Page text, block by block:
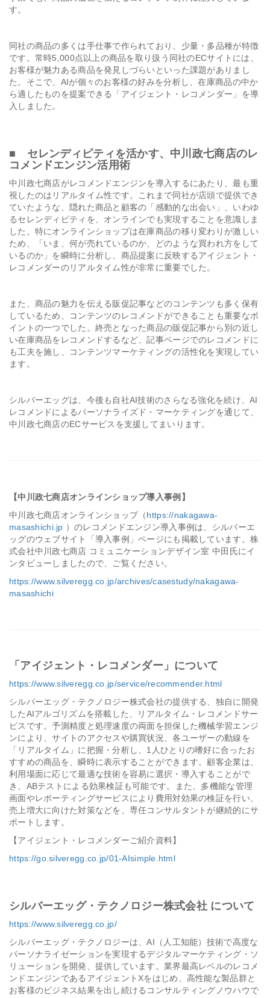
す。
同社の商品の多くは手仕事で作られており、少量・多品種が特徴
です。常時5,000点以上の商品を取り扱う同社のECサイトには、
お客様が魅力ある商品を発見しづらいといった課題がありまし
た。そこで、AIが個々のお客様の好みを分析し、在庫商品の中か
ら適したものを提案できる「アイジェント・レコメンダー」を導
入しました。
■ セレンディピティを活かす、中川政七商店のレ
コメンドエンジン活用術
中川政七商店がレコメンドエンジンを導入するにあたり、最も重
視したのはリアルタイム性です。これまで同社が店頭で提供でき
ていたような、隠れた商品と顧客の「感動的な出会い」、いわゆ
るセレンディピティを、オンラインでも実現することを意識しま
した。特にオンラインショップは在庫商品の移り変わりが激しい
ため、「いま、何が売れているのか、どのような買われ方をして
いるのか」を瞬時に分析し、商品提案に反映するアイジェント・
レコメンダーのリアルタイム性が非常に重要でした。
また、商品の魅力を伝える販促記事などのコンテンツも多く保有
しているため、コンテンツのレコメンドができることも重要なポ
イントの一つでした。終売となった商品の販促記事から別の近し
い在庫商品をレコメンドするなど、記事ページでのレコメンドに
も工夫を施し、コンテンツマーケティングの活性化を実現してい
ます。
シルバーエッグは、今後も自社AI技術のさらなる強化を続け、AI
レコメンドによるパーソナライズド・マーケティングを通じて、
中川政七商店のECサービスを支援してまいります。
【中川政七商店オンラインショップ導入事例】
中川政七商店オンラインショップ（https://nakagawa-
masashichi.jp ）のレコメンドエンジン導入事例は、シルバーエ
ッグのウェブサイト「導入事例」ページにも掲載しています。株
式会社中川政七商店 コミュニケーションデザイン室 中田氏にイ
ンタビューしましたので、ご覧ください。
https://www.silveregg.co.jp/archives/casestudy/nakagawa-
masashichi
「アイジェント・レコメンダー」について
https://www.silveregg.co.jp/service/recommender.html
シルバーエッグ・テクノロジー株式会社の提供する、独自に開発
したAIアルゴリズムを搭載した、リアルタイム・レコメンドサー
ビスです。予測精度と処理速度の両面を担保した機械学習エンジ
ンにより、サイトのアクセスや購買状況、各ユーザーの動線を
「リアルタイム」に把握・分析し、1人ひとりの嗜好に合ったお
すすめの商品を、瞬時に表示することができます。顧客企業は、
利用場面に応じて最適な技術を容易に選択・導入することがで
き、ABテストによる効果検証も可能です。また、多機能な管理
画面やレポーティングサービスにより費用対効果の検証を行い、
売上増大に向けた対策などを、専任コンサルタントが継続的にサ
ポートします。
【アイジェント・レコメンダーご紹介資料】
https://go.silveregg.co.jp/01-AIsimple.html
シルバーエッグ・テクノロジー株式会社 について
https://www.silveregg.co.jp/
シルバーエッグ・テクノロジーは、AI（人工知能）技術で高度な
パーソナライゼーションを実現するデジタルマーケティング・ソ
リューションを開発、提供しています。業界最高レベルのレコメ
ンドエンジンであるアイジェントXをはじめ、高性能な製品群と
お客様のビジネス結果を出し続けるコンサルティングノウハウで